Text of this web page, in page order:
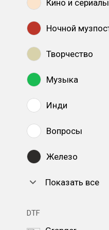
Кино и сериалы
Творчество
Музыка
Инди
Вопросы
Железо
Показать все
DTF